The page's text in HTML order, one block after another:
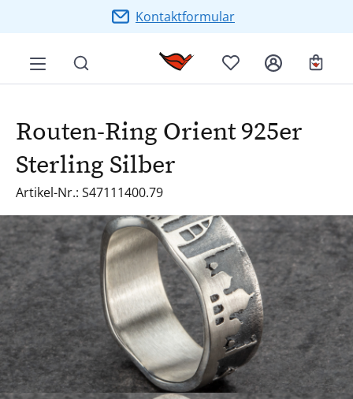
Zum Hauptinhalt springenKontaktformular
Routen-Ring Orient 925er
Sterling Silber
Artikel-Nr.: S47111400.79
Bildergalerie überspringen